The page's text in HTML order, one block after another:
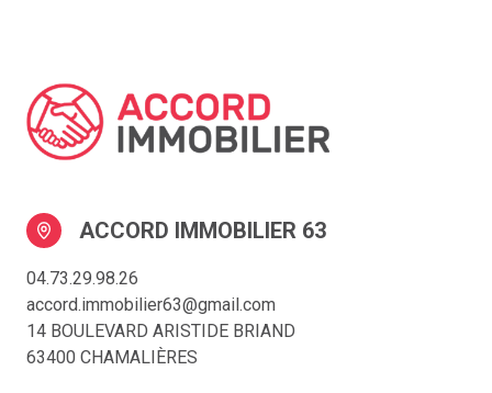
ACCORD IMMOBILIER 63
04.73.29.98.26
accord.immobilier63@gmail.com
14 BOULEVARD ARISTIDE BRIAND
63400 CHAMALIÈRES